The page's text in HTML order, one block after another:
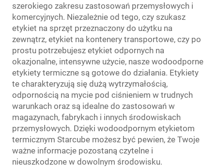
szerokiego zakresu zastosowań przemysłowych i
komercyjnych. Niezależnie od tego, czy szukasz
etykiet na sprzęt przeznaczony do użytku na
zewnątrz, etykiet na kontenery transportowe, czy po
prostu potrzebujesz etykiet odpornych na
okazjonalne, intensywne użycie, nasze wodoodporne
etykiety termiczne są gotowe do działania. Etykiety
te charakteryzują się dużą wytrzymałością,
odpornością na mycie pod ciśnieniem w trudnych
warunkach oraz są idealne do zastosowań w
magazynach, fabrykach i innych środowiskach
przemysłowych. Dzięki wodoodpornym etykietom
termicznym Starcube możesz być pewien, że Twoje
ważne informacje pozostaną czytelne i
nieuszkodzone w dowolnym środowisku.